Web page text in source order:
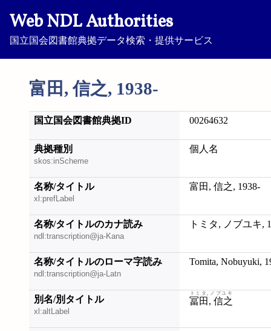
Web NDL Authorities
国立国会図書館典拠データ検索・提供サービス
富田, 信之, 1938-
国立国会図書館典拠ID 00264632
典拠種別
skos:inScheme
個人名
名称/タイトル
xl:prefLabel
富田, 信之, 1938-
名称/タイトルのカナ読み
ndl:transcription@ja-Kana
トミタ, ノブユキ,
名称/タイトルのローマ字読み
ndl:transcription@ja-Latn
Tomita, Nobuyuki,
別名/別タイトル
xl:altLabel
冨田, 信之
トミタ, ノブユキ